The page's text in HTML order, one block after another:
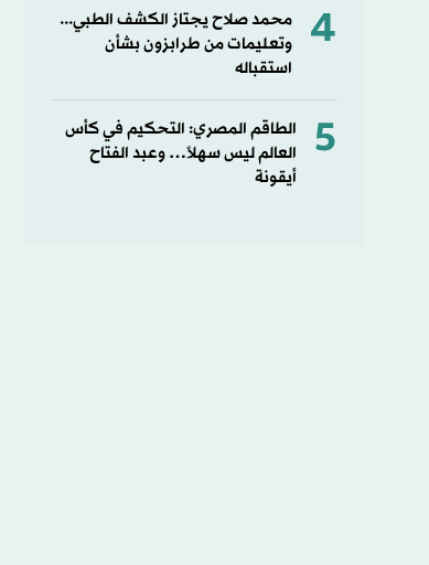
4
محمد صلاح يجتاز الكشف الطبي...
وتعليمات من طرابزون بشأن
استقباله
5
الطاقم المصري: التحكيم في كأس
العالم ليس سهلاً… وعبد الفتاح
أيقونة